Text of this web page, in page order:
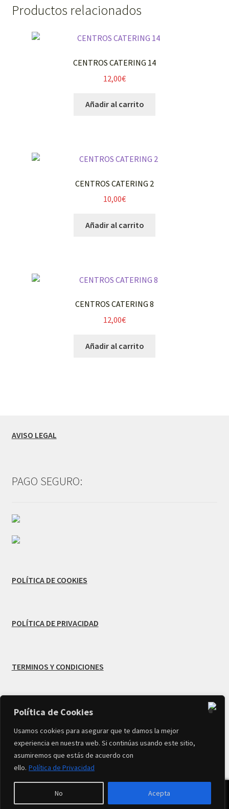
Política de Cookies
Usamos cookies para asegurar que te damos la mejor
experiencia en nuestra web. Si continúas usando este sitio,
asumiremos que estás de acuerdo con
ello. Política de Privacidad
No Acepta
Productos relacionados
CENTROS CATERING 14
12,00€
Añadir al carrito
CENTROS CATERING 2
10,00€
Añadir al carrito
CENTROS CATERING 8
12,00€
Añadir al carrito
AVISO LEGAL
PAGO SEGURO:
POLÍTICA DE COOKIES
POLÍTICA DE PRIVACIDAD
TERMINOS Y CONDICIONES
© Creado porMB Infodesign-
Copyright 2026 TIENDA MARIVí FLORES All Rights
Reserved
Buscar
Buscar